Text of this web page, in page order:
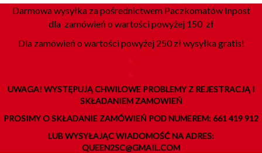
Darmowa wysyłka za pośrednictwem Paczkomatów Inpost
dla zamówień o wartości powyżej 150 zł
Dla zamówień o wartości powyżej 250 zł wysyłka gratis!
UWAGA! WYSTĘPUJĄ CHWILOWE PROBLEMY Z REJESTRACJĄ I
SKŁADANIEM ZAMOWIEŃ
PROSIMY O SKŁADANIE ZAMÓWIEŃ POD NUMEREM: 661 419 912
LUB WYSYŁAJĄC WIADOMOŚĆ NA ADRES:
QUEEN2SC@GMAIL.COM